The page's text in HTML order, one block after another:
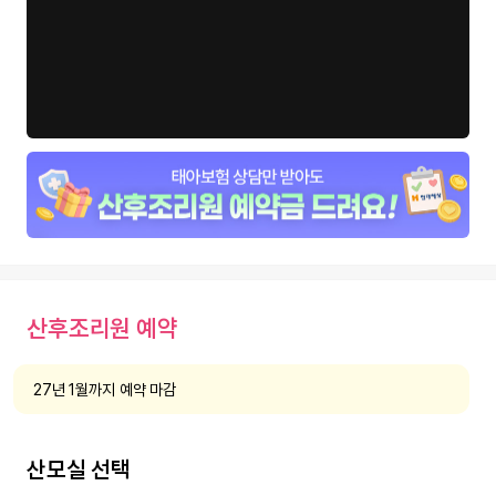
산후조리원 예약
27년 1월까지 예약 마감
산모실 선택